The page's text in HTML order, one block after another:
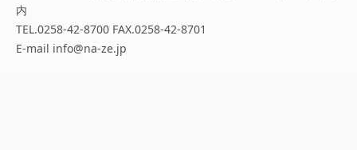
内
TEL.0258-42-8700 FAX.0258-42-8701
E-mail info@na-ze.jp